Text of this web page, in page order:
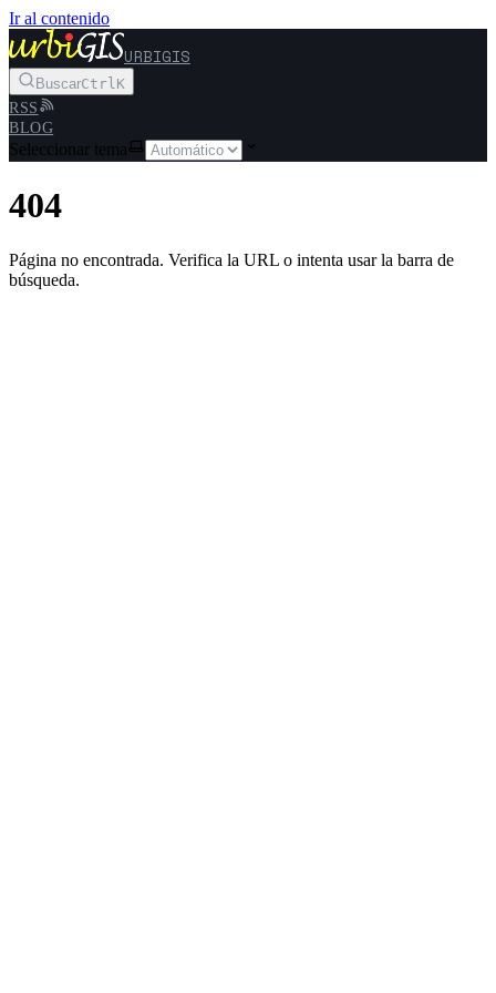
Ir al contenido
URBIGIS
BuscarCtrlK
RSS
BLOG
Seleccionar tema
404
Página no encontrada. Verifica la URL o intenta usar la barra de
búsqueda.